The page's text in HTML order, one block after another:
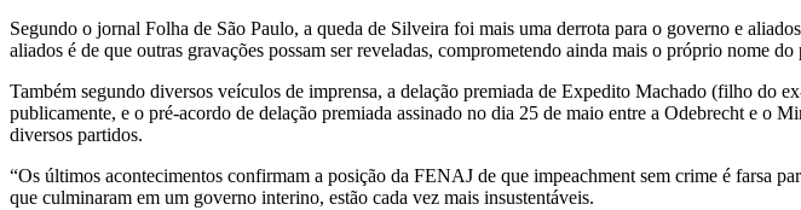
Segundo o jornal Folha de São Paulo, a queda de Silveira foi mais uma derrota para o governo e
aliados é de que outras gravações possam ser reveladas, comprometendo ainda mais o próprio nome
Também segundo diversos veículos de imprensa, a delação premiada de Expedito Machado (filho do
publicamente, e o pré-acordo de delação premiada assinado no dia 25 de maio entre a Odebrecht e
diversos partidos.
“Os últimos acontecimentos confirmam a posição da FENAJ de que impeachment sem crime é farsa
que culminaram em um governo interino, estão cada vez mais insustentáveis.